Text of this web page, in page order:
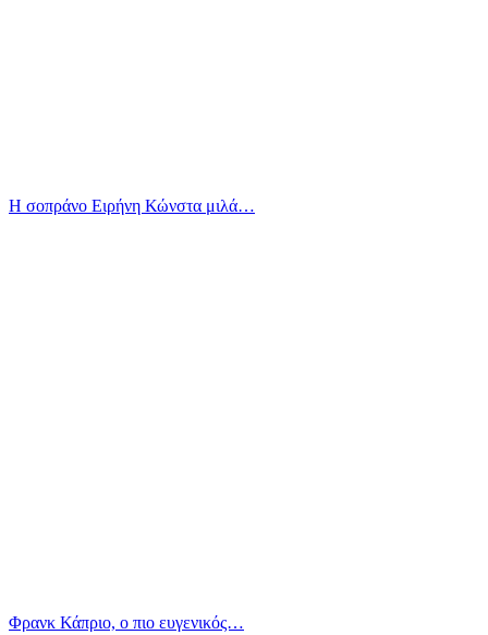
Η σοπράνο Ειρήνη Κώνστα μιλά…
Φρανκ Κάπριο, ο πιο ευγενικός…